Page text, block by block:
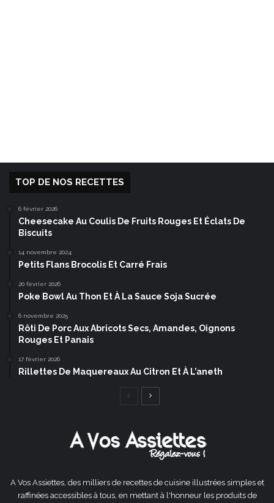
TOP DE NOS RECETTES
6 février 2026
Cheesecake Au Coulis De Fruits Rouges Et Éclats De
Biscuits
14 novembre 2024
Petits Flans Brocolis Et Carré Frais
20 février 2026
Poke Bowl Au Thon Et À La Sauce Soja Sucrée
6 novembre 2025
Rôti De Porc Aux Abricots Secs, Amandes, Oignons
Rouges Et Panais
17 février 2026
Rillettes De Maquereaux Au Citron Et À L’aneth
Page
A Vos Assiettes, des milliers de recettes de cuisine illustrées simples et
raffinées accessibles à tous, en mettant à l'honneur les produits de